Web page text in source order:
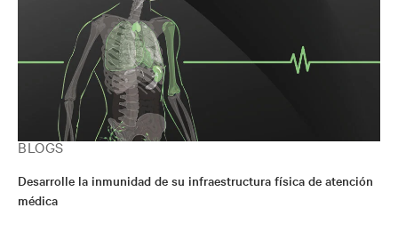
BLOGS
Desarrolle la inmunidad de su infraestructura física de atención
médica